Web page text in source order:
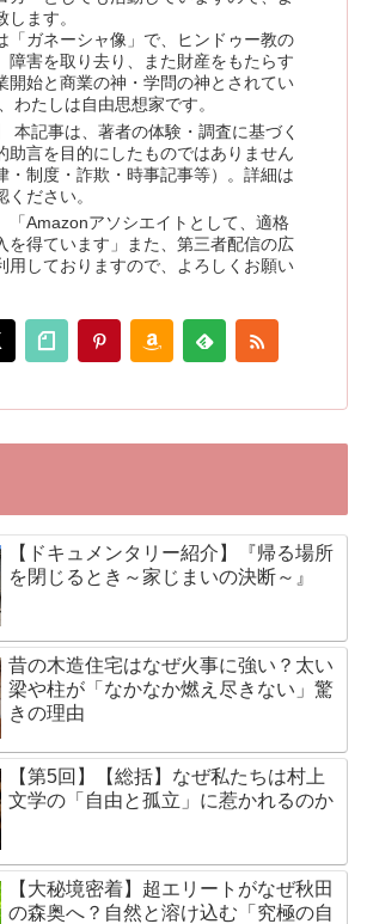
ます。
「ガネーシャ像」で、ヒンドゥー教の
障害を取り去り、また財産をもたらす
開始と商業の神・学問の神とされてい
わたしは自由思想家です。
本記事は、著者の体験・調査に基づく
助言を目的にしたものではありません
・制度・詐欺・時事記事等）。詳細は
ださい。
「Amazonアソシエイトとして、適格
を得ています」また、第三者配信の広
用しておりますので、よろしくお願い
【ドキュメンタリー紹介】『帰る場所
を閉じるとき～家じまいの決断～』
昔の木造住宅はなぜ火事に強い？太い
梁や柱が「なかなか燃え尽きない」驚
きの理由
【第5回】【総括】なぜ私たちは村上
文学の「自由と孤立」に惹かれるのか
【大秘境密着】超エリートがなぜ秋田
の森奥へ？自然と溶け込む「究極の自